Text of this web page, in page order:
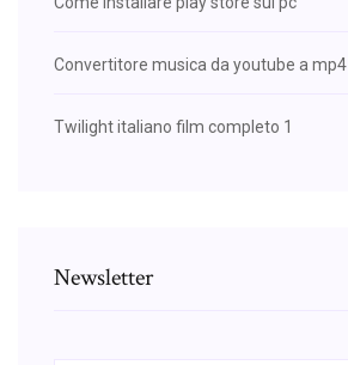
Convertitore musica da youtube a mp4
Twilight italiano film completo 1
Newsletter